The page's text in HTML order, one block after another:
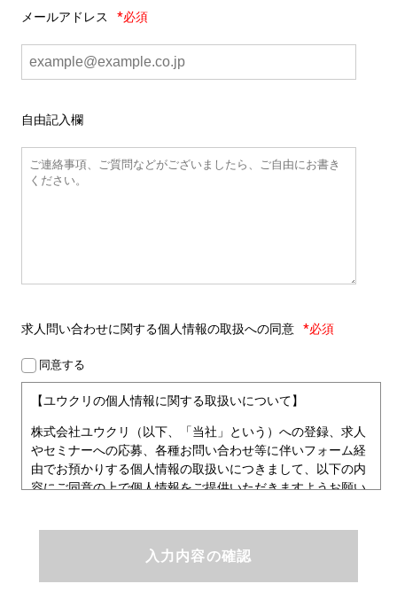
メールアドレス *必須
自由記入欄
求人問い合わせに関する個人情報の取扱への同意 *必須
同意する
【ユウクリの個人情報に関する取扱いについて】
株式会社ユウクリ（以下、「当社」という）への登録、求人
やセミナーへの応募、各種お問い合わせ等に伴いフォーム経
由でお預かりする個人情報の取扱いにつきまして、以下の内
容にご同意の上で個人情報をご提供いただきますようお願い
ユウクリにおける個人情報保護方針